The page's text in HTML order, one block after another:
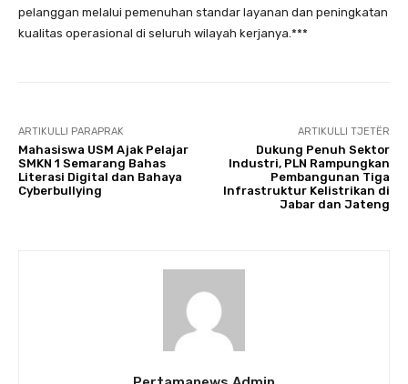
pelanggan melalui pemenuhan standar layanan dan peningkatan
kualitas operasional di seluruh wilayah kerjanya.***
ARTIKULLI PARAPRAK
Mahasiswa USM Ajak Pelajar
SMKN 1 Semarang Bahas
Literasi Digital dan Bahaya
Cyberbullying
ARTIKULLI TJETËR
Dukung Penuh Sektor
Industri, PLN Rampungkan
Pembangunan Tiga
Infrastruktur Kelistrikan di
Jabar dan Jateng